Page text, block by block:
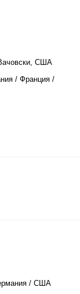
США
/ Франция /
/ США